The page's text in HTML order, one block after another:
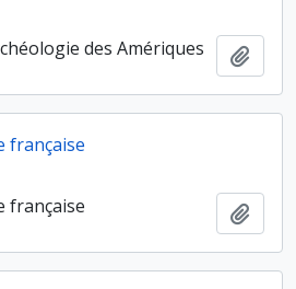
des Amériques
française
française